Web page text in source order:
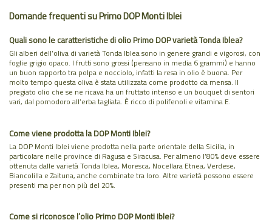
Domande frequenti su Primo DOP Monti Iblei
Quali sono le caratteristiche di olio Primo DOP varietà Tonda Iblea?
Gli alberi dell’oliva di varietà Tonda Iblea sono in genere grandi e vigorosi, con
foglie grigio opaco. I frutti sono grossi (pensano in media 6 grammi) e hanno
un buon rapporto tra polpa e nocciolo, infatti la resa in olio è buona. Per
molto tempo questa oliva è stata utilizzata come prodotto da mensa. Il
pregiato olio che se ne ricava ha un fruttato intenso e un bouquet di sentori
vari, dal pomodoro all’erba tagliata. È ricco di polifenoli e vitamina E.
Come viene prodotta la DOP Monti Iblei?
La DOP Monti Iblei viene prodotta nella parte orientale della Sicilia, in
particolare nelle province di Ragusa e Siracusa. Per almeno l’80% deve essere
ottenuta dalle varietà Tonda Iblea, Moresca, Nocellara Etnea, Verdese,
Biancolilla e Zaituna, anche combinate tra loro. Altre varietà possono essere
presenti ma per non più del 20%.
Come si riconosce l’olio Primo DOP Monti Iblei?